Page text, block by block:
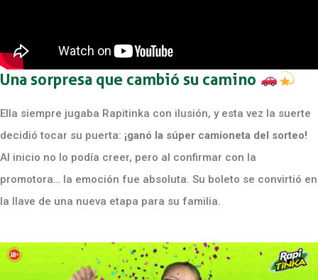
Una sorpresa que cambió su camino
Ella siempre jugaba Rapitinka con ilusión, y esta vez la suerte
decidió tocar su puerta: ¡ganó la súper camioneta del sorteo!
Al inicio no lo podía creer, pero al confirmar con la
promotora… la emoción fue absoluta. Su boleto se convirtió en
la llave de una nueva etapa para su familia.